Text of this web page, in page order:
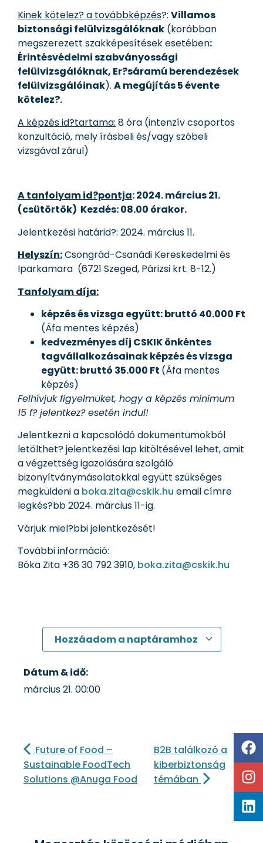
Kinek kötelez? a továbbképzés?: Villamos
biztonsági felülvizsgálóknak (korábban
megszerezett szakképesítések esetében:
Érintésvédelmi szabványossági
felülvizsgálóknak, Er?sáramú berendezések
felülvizsgálóinak). A megújítás 5 évente
kötelez?.
A képzés id?tartama: 8 óra (intenzív csoportos
konzultáció, mely írásbeli és/vagy szóbeli
vizsgával zárul)
A tanfolyam id?pontja: 2024. március 21.
(csütörtök) Kezdés: 08.00 órakor.
Jelentkezési határid?: 2024. március 11.
Helyszín:Csongrád-Csanádi Kereskedelmi és
Iparkamara (6721 Szeged, Párizsi krt. 8-12.)
Tanfolyam díja:
képzés és vizsga együtt: bruttó 40.000 Ft
(Áfa mentes képzés)
kedvezményes díj CSKIK önkéntes
tagvállalkozásainak képzés és vizsga
együtt: bruttó 35.000 Ft (Áfa mentes
képzés)
Felhívjuk figyelmüket, hogy a képzés minimum
15 f? jelentkez? esetén indul!
Jelentkezni a kapcsolódó dokumentumokból
letölthet? jelentkezési lap kitöltésével lehet, amit
a végzettség igazolására szolgáló
bizonyítványmásolatokkal együtt szükséges
megküldeni a boka.zita@cskik.hu email címre
legkés?bb 2024. március 11-ig.
Várjuk miel?bbi jelentkezését!
További információ:
Bóka Zita +36 30 792 3910, boka.zita@cskik.hu
Hozzáadom a naptáramhoz
Dátum & idő:
március 21. 00:00
Future of Food –
Sustainable FoodTech
Solutions @Anuga Food
B2B találkozó a
kiberbiztonság
témában